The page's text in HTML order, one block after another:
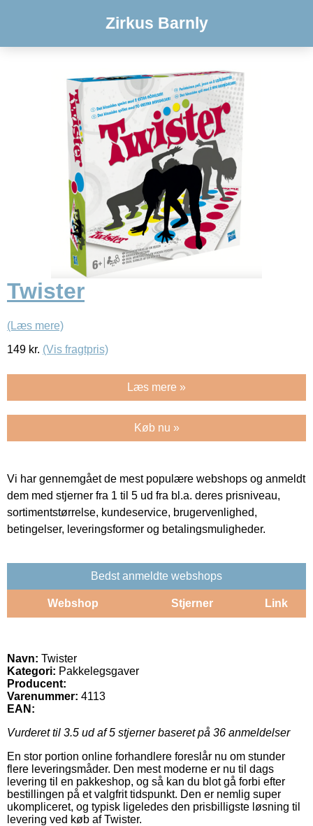
Zirkus Barnly
Twister
(Læs mere)
149 kr. (Vis fragtpris)
Læs mere »
Køb nu »
Vi har gennemgået de mest populære webshops og anmeldt
dem med stjerner fra 1 til 5 ud fra bl.a. deres prisniveau,
sortimentstørrelse, kundeservice, brugervenlighed,
betingelser, leveringsformer og betalingsmuligheder.
Bedst anmeldte webshops
Webshop Stjerner Link
Navn: Twister
Kategori: Pakkelegsgaver
Producent:
Varenummer: 4113
EAN:
Vurderet til 3.5 ud af 5 stjerner baseret på 36 anmeldelser
En stor portion online forhandlere foreslår nu om stunder
flere leveringsmåder. Den mest moderne er nu til dags
levering til en pakkeshop, og så kan du blot gå forbi efter
bestillingen på et valgfrit tidspunkt. Den er nemlig super
ukompliceret, og typisk ligeledes den prisbilligste løsning til
levering ved køb af Twister.